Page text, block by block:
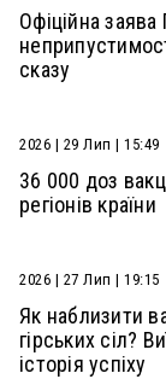
Офіційна
сказу
2026 | 29 Лип | 15:49
36 000 доз
регіонів країни
2026 | 27 Лип | 19:15
Як наблизити
гірських сіл?
історія успіху